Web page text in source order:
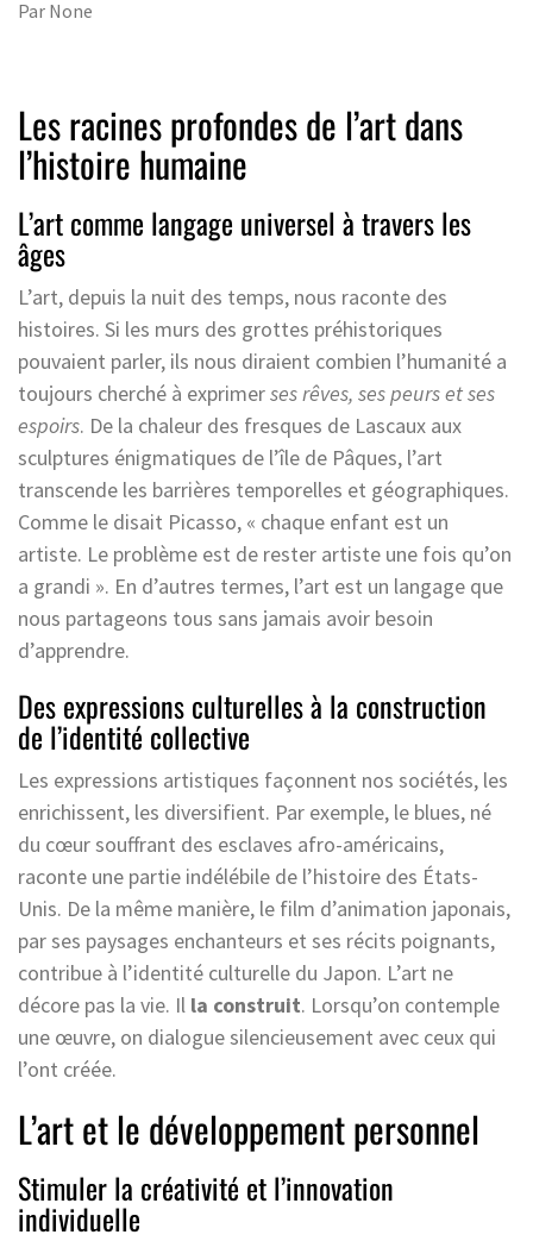
Par None
Les racines profondes de l’art dans
l’histoire humaine
L’art comme langage universel à travers les
âges
L’art, depuis la nuit des temps, nous raconte des
histoires. Si les murs des grottes préhistoriques
pouvaient parler, ils nous diraient combien l’humanité a
toujours cherché à exprimerses rêves, ses peurs et ses
espoirs. De la chaleur des fresques de Lascaux aux
sculptures énigmatiques de l’île de Pâques, l’art
transcende les barrières temporelles et géographiques.
Comme le disait Picasso, « chaque enfant est un
artiste. Le problème est de rester artiste une fois qu’on
a grandi ». En d’autres termes, l’art est un langage que
nous partageons tous sans jamais avoir besoin
d’apprendre.
Des expressions culturelles à la construction
de l’identité collective
Les expressions artistiques façonnent nos sociétés, les
enrichissent, les diversifient. Par exemple, le blues, né
du cœur souffrant des esclaves afro-américains,
raconte une partie indélébile de l’histoire des États-
Unis. De la même manière, le film d’animation japonais,
par ses paysages enchanteurs et ses récits poignants,
contribue à l’identité culturelle du Japon. L’art ne
décore pas la vie. Il la construit. Lorsqu’on contemple
une œuvre, on dialogue silencieusement avec ceux qui
l’ont créée.
L’art et le développement personnel
Stimuler la créativité et l’innovation
individuelle